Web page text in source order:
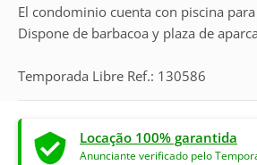
El condominio cuenta con piscina
Dispone de barbacoa y plaza de
Temporada Libre Ref.: 130586
Locação 100% garantida
Anunciante verificado pelo